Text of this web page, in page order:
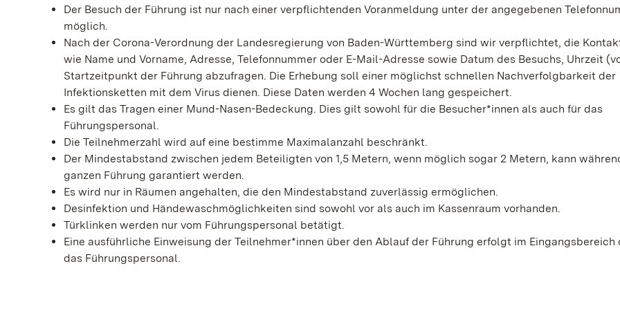
Der Besuch der Führung ist nur nach einer verpflichtenden Voranmeldung unter der angegebenen
möglich.
Nach der Corona-Verordnung der Landesregierung von Baden-Württemberg sind wir verpflichtet, die
wie Name und Vorname, Adresse, Telefonnummer oder E-Mail-Adresse sowie Datum des Besuchs, Uhrzeit
Startzeitpunkt der Führung abzufragen. Die Erhebung soll einer möglichst schnellen Nachverfolgbarkeit der
Infektionsketten mit dem Virus dienen. Diese Daten werden 4 Wochen lang gespeichert.
Es gilt das Tragen einer Mund-Nasen-Bedeckung. Dies gilt sowohl für die Besucher*innen als auch für das
Führungspersonal.
Die Teilnehmerzahl wird auf eine bestimme Maximalanzahl beschränkt.
Der Mindestabstand zwischen jedem Beteiligten von 1,5 Metern, wenn möglich sogar 2 Metern, kann
ganzen Führung garantiert werden.
Es wird nur in Räumen angehalten, die den Mindestabstand zuverlässig ermöglichen.
Desinfektion und Händewaschmöglichkeiten sind sowohl vor als auch im Kassenraum vorhanden.
Türklinken werden nur vom Führungspersonal betätigt.
Eine ausführliche Einweisung der Teilnehmer*innen über den Ablauf der Führung erfolgt im Eingangsbereich
das Führungspersonal.